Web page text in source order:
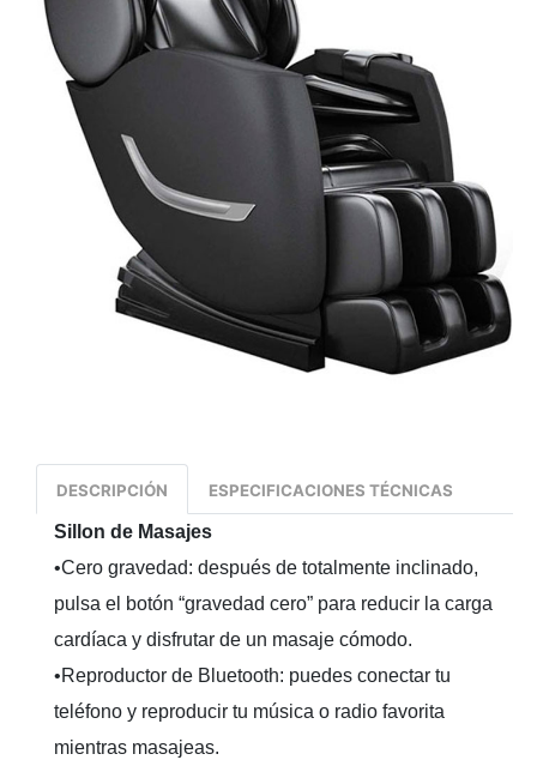
DESCRIPCIÓN ESPECIFICACIONES TÉCNICAS
Sillon de Masajes
•Cero gravedad: después de totalmente inclinado,
pulsa el botón “gravedad cero” para reducir la carga
cardíaca y disfrutar de un masaje cómodo.
•Reproductor de Bluetooth: puedes conectar tu
teléfono y reproducir tu música o radio favorita
mientras masajeas.